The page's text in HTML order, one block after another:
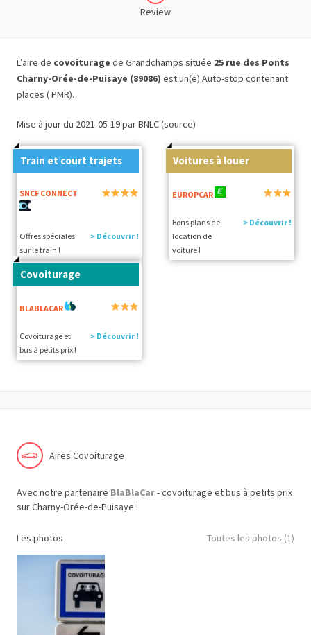
Review
L’aire de covoiturage de Grandchamps située 25 rue des Ponts
Charny-Orée-de-Puisaye (89086) est un(e) Auto-stop contenant
places ( PMR).
Mise à jour du 2021-05-19 par BNLC (source)
Train et court trajets
SNCF CONNECT
Offres spéciales
sur le train !
> Découvrir !
Voitures à louer
EUROPCAR
Bons plans de
location de
voiture !
> Découvrir !
Covoiturage
BLABLACAR
Covoiturage et
bus à petits prix !
> Découvrir !
Aires Covoiturage
Avec notre partenaire BlaBlaCar- covoiturage et bus à petits prix
sur Charny-Orée-de-Puisaye !
Les photos Toutes les photos (1)